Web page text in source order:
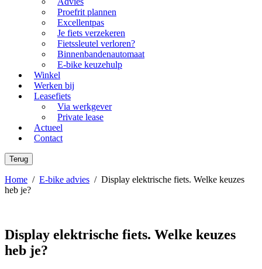
Proefrit plannen
Excellentpas
Je fiets verzekeren
Fietssleutel verloren?
Binnenbandenautomaat
E-bike keuzehulp
Winkel
Werken bij
Leasefiets
Via werkgever
Private lease
Actueel
Contact
Terug
Home / E-bike advies / Display elektrische fiets. Welke keuzes
heb je?
Display elektrische fiets. Welke keuzes
heb je?